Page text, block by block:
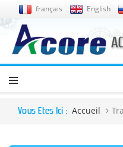
français English
Vous Êtes Ici : Accueil